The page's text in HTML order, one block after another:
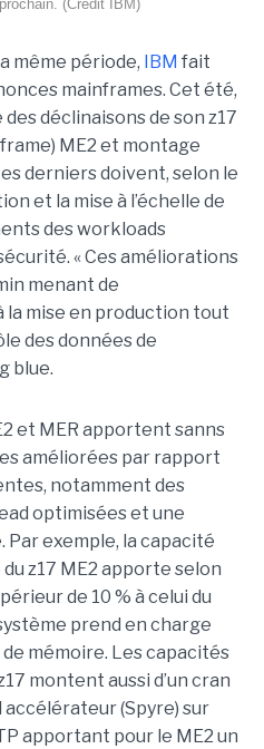
(Crédit IBM)
même période, IBM fait
mainframes. Cet été,
déclinaisons de son z17
ME2 et montage
derniers doivent, selon le
et la mise à l’échelle de
des workloads
« Ces améliorations
menant de
la mise en production tout
des données de
blue.
et MER apportent sanns
améliorées par rapport
notamment des
optimisées et une
exemple, la capacité
z17 ME2 apporte selon
de 10 % à celui du
prend en charge
mémoire. Les capacités
montent aussi d’un cran
accélérateur (Spyre) sur
apportant pour le ME2 un